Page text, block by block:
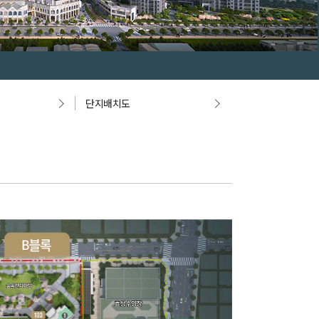
단지배치도